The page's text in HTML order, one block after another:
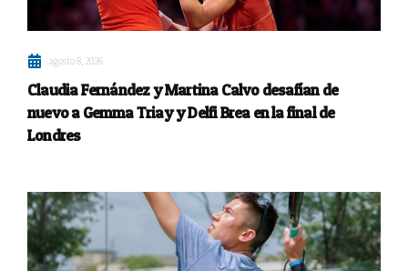
agosto 8, 2026
Claudia Fernández y Martina Calvo desafían de
nuevo a Gemma Triay y Delfi Brea en la final de
Londres